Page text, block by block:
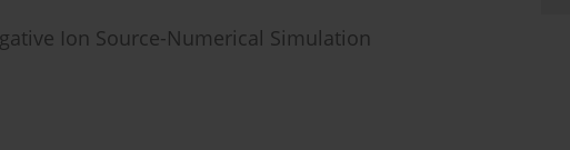
Ion Source-Numerical Simulation